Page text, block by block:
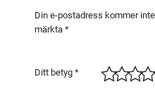
Din e-postadress kommer
märkta *
Ditt betyg *